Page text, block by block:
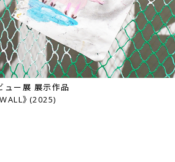
ュー展 展示作品
》(2025)